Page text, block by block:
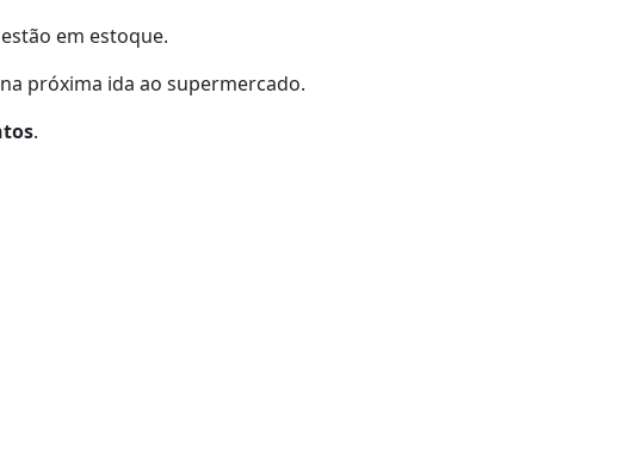
em estoque.
próxima ida ao supermercado.
.